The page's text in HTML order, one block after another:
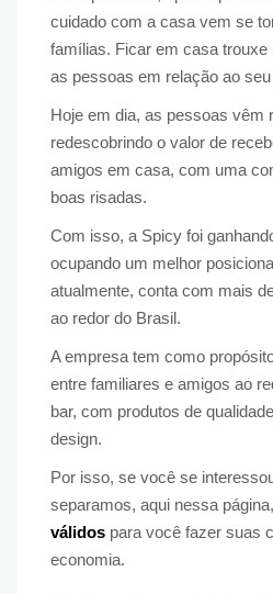
cuidado com a casa vem se
famílias. Ficar em casa trouxe
as pessoas em relação ao seu
Hoje em dia, as pessoas vêm
redescobrindo o valor de
amigos em casa, com uma
boas risadas.
Com isso, a Spicy foi
ocupando um melhor
atualmente, conta com mais
ao redor do Brasil.
A empresa tem como
entre familiares e amigos ao
bar, com produtos de
design.
Por isso, se você se
separamos, aqui nessa página,
válidos para você fazer suas
economia.